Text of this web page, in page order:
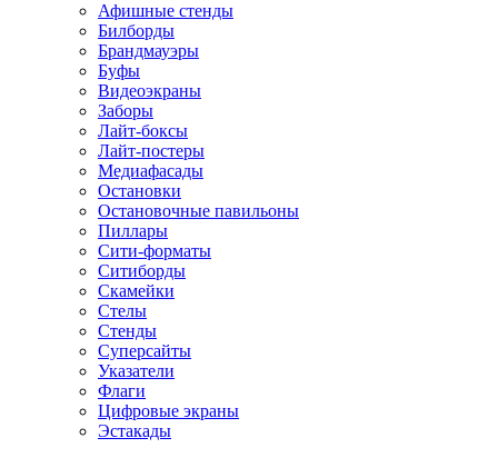
Афишные стенды
Билборды
Брандмауэры
Буфы
Видеоэкраны
Заборы
Лайт-боксы
Лайт-постеры
Медиафасады
Остановки
Остановочные павильоны
Пиллары
Сити-форматы
Ситиборды
Скамейки
Стелы
Стенды
Суперсайты
Указатели
Флаги
Цифровые экраны
Эстакады